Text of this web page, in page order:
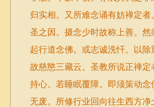
归实相。又所难念诵有妨禅定
圣之因。摄念少时故称上善。
起行道念佛。或志诚洗忏。以
故慈愍三藏云。圣教所说正禅
持心。若睡眠覆障。即须策动
无废。所修行业回向往生西方